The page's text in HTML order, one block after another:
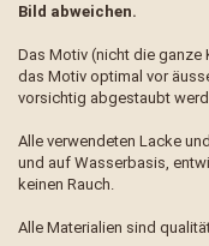
Bild abweichen.
Das Motiv (nicht die
das Motiv optimal vor
vorsichtig abgestaubt
Alle verwendeten Lacke
und auf Wasserbasis,
keinen Rauch.
Alle Materialien sind